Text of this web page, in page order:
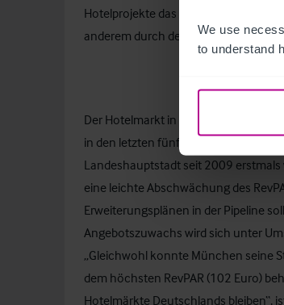
We use
to understand
Hotelprojekte das lokale Angebot
anderem durch den neuen
Der Hotelmarkt in
ist für
in den letzten fünf Jahren ein
Landeshauptstadt seit 2009 erstmals
eine leichte Abschwächung des
Erweiterungsplänen in der Pipeline
Angebotszuwachs wird sich unter
„Gleichwohl konnte München seine
dem höchsten RevPAR (102 Euro)
Hotelmärkte Deutschlands bleiben“,